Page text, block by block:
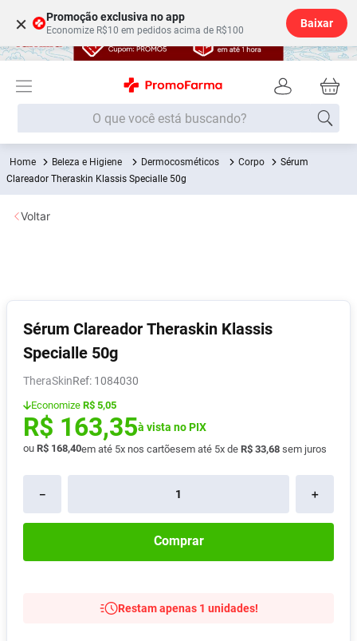
× Promoção exclusiva no app
Economize R$10 em pedidos acima de R$100
Baixar
O que você está buscando?
Beleza e Higiene Dermocosméticos Corpo
Sérum
Clareador Theraskin Klassis Specialle 50g
Sérum Clareador Theraskin Klassis
Specialle 50g
TheraSkin : 1084030
Economize R$ 5,05
R$ 163,35à vista no PIX
ou R$ 168,40em até 5x nos cartõesem até 5x de R$ 33,68 sem juros
＋
－
Comprar
Restam apenas 1 unidades!
Voltar
Termos mais buscados
1º Fralda
2
5º Fralda G
6º Shampoo
7º Desodorante
8º Absorvente
9º Lavitan
10 Vitamina D